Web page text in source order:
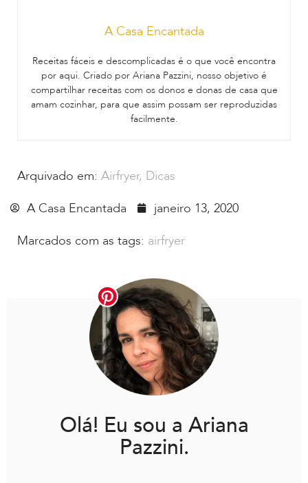
A Casa Encantada
Receitas fáceis e descomplicadas é o que você encontra
por aqui. Criado por Ariana Pazzini, nosso objetivo é
compartilhar receitas com os donos e donas de casa que
amam cozinhar, para que assim possam ser reproduzidas
facilmente.
Arquivado em: Airfryer, Dicas
A Casa Encantada
janeiro 13, 2020
Marcados com as tags: airfryer
Olá! Eu sou a Ariana
Pazzini.